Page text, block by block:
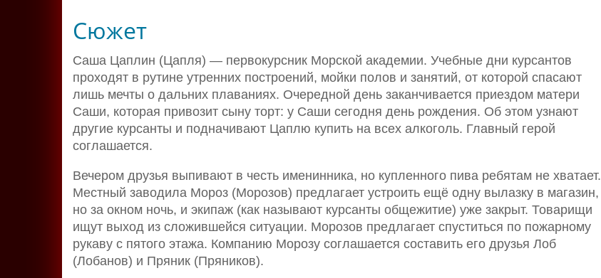
Сюжет
Саша Цаплин (Цапля) — первокурсник Морской академии. Учебные дни курсантов
проходят в рутине утренних построений, мойки полов и занятий, от которой спасают
лишь мечты о дальних плаваниях. Очередной день заканчивается приездом матери
Саши, которая привозит сыну торт: у Саши сегодня день рождения. Об этом узнают
другие курсанты и подначивают Цаплю купить на всех алкоголь. Главный герой
соглашается.
Вечером друзья выпивают в честь именинника, но купленного пива ребятам не хватает.
Местный заводила Мороз (Морозов) предлагает устроить ещё одну вылазку в магазин,
но за окном ночь, и экипаж (как называют курсанты общежитие) уже закрыт. Товарищи
ищут выход из сложившейся ситуации. Морозов предлагает спуститься по пожарному
рукаву с пятого этажа. Компанию Морозу соглашается составить его друзья Лоб
(Лобанов) и Пряник (Пряников).